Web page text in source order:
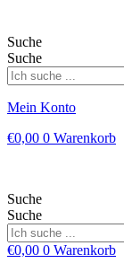
Suche
Suche
Mein Konto
€0,00 0 Warenkorb
Suche
Suche
€0,00 0 Warenkorb